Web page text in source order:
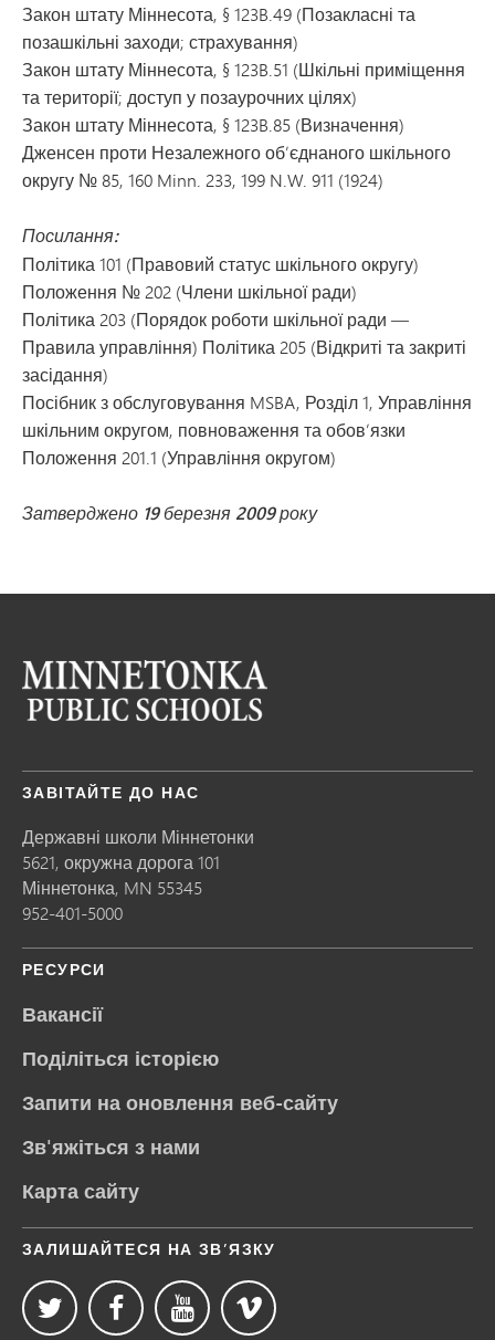
Закон штату Міннесота, § 123B.49 (Позакласні та
позашкільні заходи; страхування)
Закон штату Міннесота, § 123B.51 (Шкільні приміщення
та території; доступ у позаурочних цілях)
Закон штату Міннесота, § 123B.85 (Визначення)
Дженсен проти Незалежного об’єднаного шкільного
округу № 85, 160 Minn. 233, 199 N.W. 911 (1924)
Посилання:
Політика 101 (Правовий статус шкільного округу)
Положення № 202 (Члени шкільної ради)
Політика 203 (Порядок роботи шкільної ради —
Правила управління) Політика 205 (Відкриті та закриті
засідання)
Посібник з обслуговування MSBA, Розділ 1, Управління
шкільним округом, повноваження та обов’язки
Положення 201.1 (Управління округом)
Затверджено 19 березня 2009 року
ЗАВІТАЙТЕ ДО НАС
Державні школи Міннетонки
5621, окружна дорога 101
Міннетонка, MN 55345
952-401-5000
РЕСУРСИ
Вакансії
Поділіться історією
Запити на оновлення веб-сайту
Зв'яжіться з нами
Карта сайту
ЗАЛИШАЙТЕСЯ НА ЗВ’ЯЗКУ